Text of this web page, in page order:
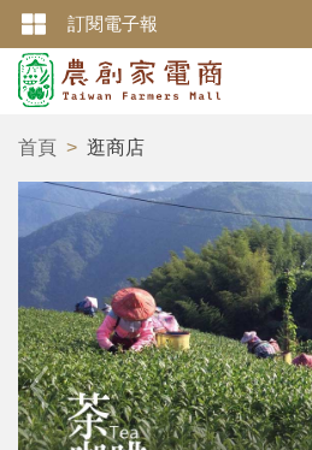
訂閱電子報
首頁 逛商店